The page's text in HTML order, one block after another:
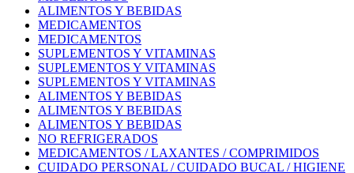
ALIMENTOS Y BEBIDAS
MEDICAMENTOS
MEDICAMENTOS
SUPLEMENTOS Y VITAMINAS
SUPLEMENTOS Y VITAMINAS
SUPLEMENTOS Y VITAMINAS
ALIMENTOS Y BEBIDAS
ALIMENTOS Y BEBIDAS
ALIMENTOS Y BEBIDAS
NO REFRIGERADOS
MEDICAMENTOS / LAXANTES / COMPRIMIDOS
CUIDADO PERSONAL / CUIDADO BUCAL / HIGIENE